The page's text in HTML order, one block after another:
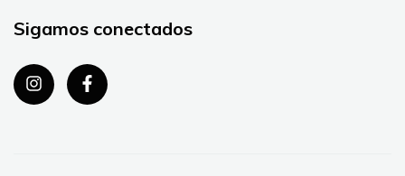
Sigamos conectados